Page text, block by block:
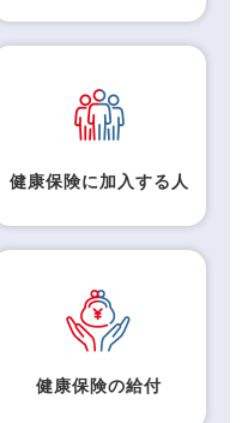
健康保険に加入する人
健康保険の給付